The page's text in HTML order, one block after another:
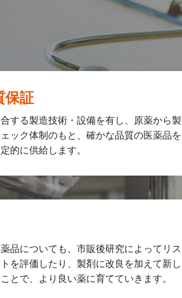
保証
する製造技術・設備を有し、原薬から製
ック体制のもと、確かな品質の医薬品を
的に供給します。
品についても、市販後研究によってリス
を評価したり、製剤に改良を加えて新し
とで、より良い薬に育てていきます。